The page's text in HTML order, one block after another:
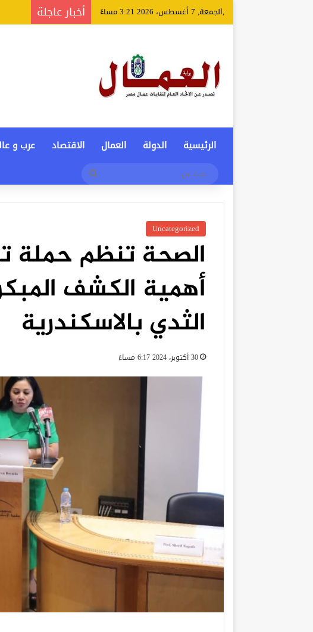
,الجمعة, 7 أغسطس، 2026 3:21 مساءً أخبار عاجلة
الرئيسية الدولة العمال الاقتصاد عرب و
Uncategorized
الصحة تنظم حملة
أهمية الكشف
الثدي بالاسكندرية
30 أكتوبر، 2024 6:17 مساءً